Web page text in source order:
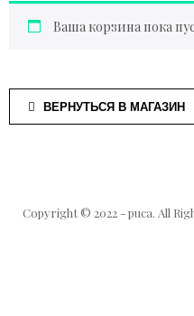
Ваша корзина пока
ВЕРНУТЬСЯ В МАГАЗИН
Copyright © 2022 - puca. All